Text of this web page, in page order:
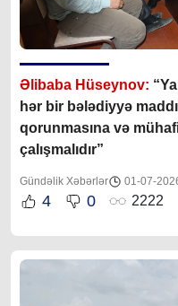
Əlibaba Hüseynov:
hər bir bələdiyyə
qorunmasına və
çalışmalıdır”
Gündəlik Xəbərlər 01-07-
4 0 2222